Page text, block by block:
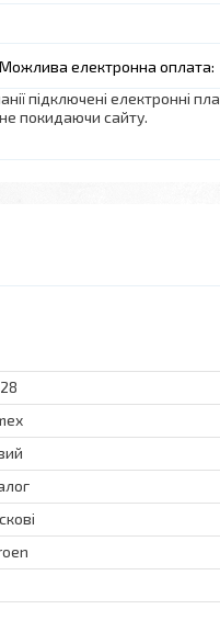
підключені електронні
покидаючи сайту.